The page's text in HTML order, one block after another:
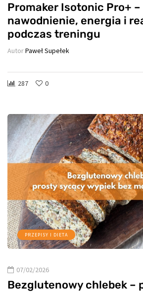
Promaker Isotonic Pro+
nawodnienie, energia i
podczas treningu
AutorPaweł Supełek
287 0
PRZEPISY I DIETA
07/02/2026
Bezglutenowy chlebek –